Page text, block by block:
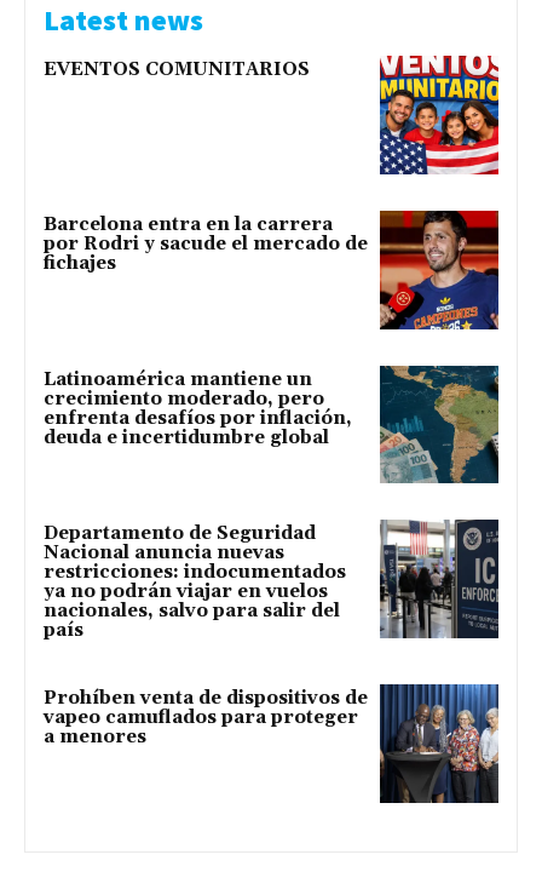
Latest news
EVENTOS COMUNITARIOS
Barcelona entra en la carrera
por Rodri y sacude el mercado de
fichajes
Latinoamérica mantiene un
crecimiento moderado, pero
enfrenta desafíos por inflación,
deuda e incertidumbre global
Departamento de Seguridad
Nacional anuncia nuevas
restricciones: indocumentados
ya no podrán viajar en vuelos
nacionales, salvo para salir del
país
Prohíben venta de dispositivos de
vapeo camuflados para proteger
a menores